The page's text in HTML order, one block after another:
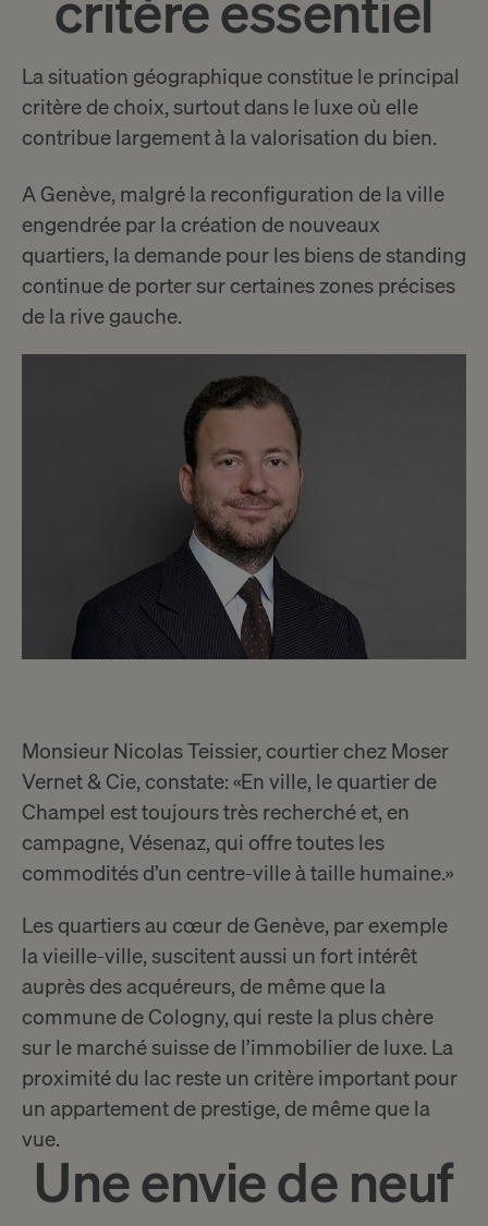
La situation géographique constitue le principal
critère de choix, surtout dans le luxe où elle
contribue largement à la valorisation du bien.
A Genève, malgré la reconfiguration de la ville
engendrée par la création de nouveaux
quartiers, la demande pour les biens de standing
continue de porter sur certaines zones précises
de la rive gauche.
Monsieur Nicolas Teissier, courtier chez Moser
Vernet & Cie, constate: «En ville, le quartier de
Champel est toujours très recherché et, en
campagne, Vésenaz, qui offre toutes les
commodités d’un centre-ville à taille humaine.»
Les quartiers au cœur de Genève, par exemple
la vieille-ville, suscitent aussi un fort intérêt
auprès des acquéreurs, de même que la
commune de Cologny, qui reste la plus chère
sur le marché suisse de l’immobilier de luxe. La
proximité du lac reste un critère important pour
un appartement de prestige, de même que la
vue.
Une envie de neuf